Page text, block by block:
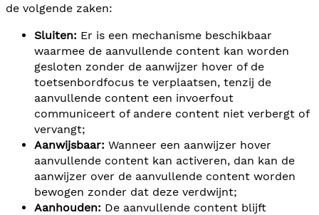
de volgende zaken:
Sluiten: Er is een mechanisme beschikbaar
waarmee de aanvullende content kan worden
gesloten zonder de aanwijzer hover of de
toetsenbordfocus te verplaatsen, tenzij de
aanvullende content een invoerfout
communiceert of andere content niet verbergt of
vervangt;
Aanwijsbaar: Wanneer een aanwijzer hover
aanvullende content kan activeren, dan kan de
aanwijzer over de aanvullende content worden
bewogen zonder dat deze verdwijnt;
Aanhouden: De aanvullende content blijft